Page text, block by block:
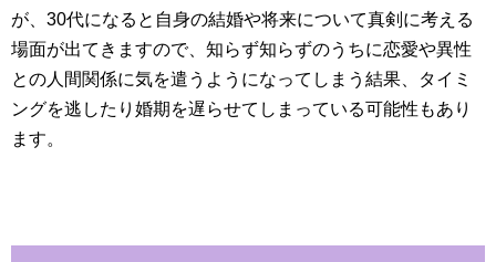
が、30代になると自身の結婚や将来について真剣に考える
場面が出てきますので、知らず知らずのうちに恋愛や異性
との人間関係に気を遣うようになってしまう結果、タイミ
ングを逃したり婚期を遅らせてしまっている可能性もあり
ます。